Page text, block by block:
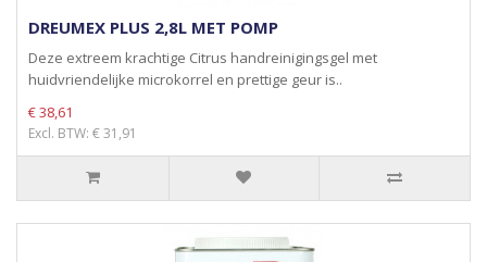
DREUMEX PLUS 2,8L MET POMP
Deze extreem krachtige Citrus handreinigingsgel met
huidvriendelijke microkorrel en prettige geur is..
€ 38,61
Excl. BTW: € 31,91